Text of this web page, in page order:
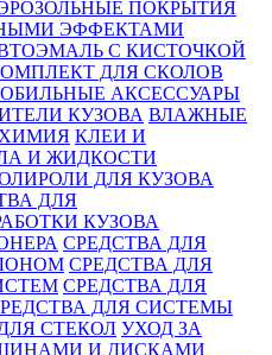
ПОКРЫТИЯ
ЭФФЕКТАМИ
С КИСТОЧКОЙ
ДЛЯ СКОЛОВ
АКСЕССУАРЫ
КУЗОВА ВЛАЖНЫЕ
КЛЕИ И
И ЖИДКОСТИ
ДЛЯ КУЗОВА
ДЛЯ
КУЗОВА
СРЕДСТВА ДЛЯ
СРЕДСТВА ДЛЯ
СРЕДСТВА ДЛЯ
ДЛЯ СИСТЕМЫ
СТЕКОЛ УХОД ЗА
И ДИСКАМИ